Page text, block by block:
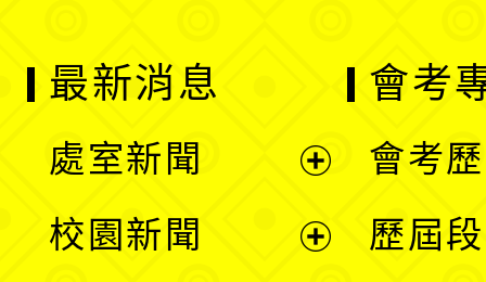
最新消息
處室新聞
校園新聞
會考
會考
歷屆